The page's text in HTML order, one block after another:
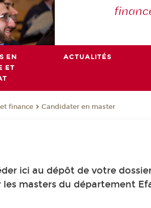
EN
ET
ACTUALITÉS
finance Candidater en master
ici au dépôt de votre
les masters du département